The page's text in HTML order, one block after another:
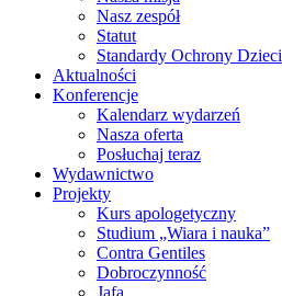
Nasz zespół
Statut
Standardy Ochrony Dzieci
Aktualności
Konferencje
Kalendarz wydarzeń
Nasza oferta
Posłuchaj teraz
Wydawnictwo
Projekty
Kurs apologetyczny
Studium „Wiara i nauka”
Contra Gentiles
Dobroczynność
Jafa